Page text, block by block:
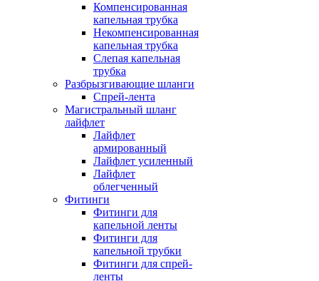
Компенсированная
капельная трубка
Некомпенсированная
капельная трубка
Слепая капельная
трубка
Разбрызгивающие шланги
Спрей-лента
Магистральный шланг
лайфлет
Лайфлет
армированный
Лайфлет усиленный
Лайфлет
облегченный
Фитинги
Фитинги для
капельной ленты
Фитинги для
капельной трубки
Фитинги для спрей-
ленты